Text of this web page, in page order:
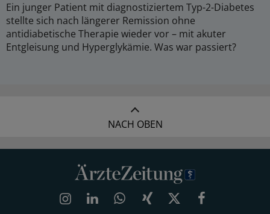
Ein junger Patient mit diagnostiziertem Typ-2-Diabetes
stellte sich nach längerer Remission ohne
antidiabetische Therapie wieder vor – mit akuter
Entgleisung und Hyperglykämie. Was war passiert?
NACH OBEN